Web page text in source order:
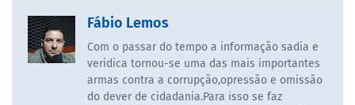
Fábio Lemos
Com o passar do tempo a informação sadia e
veridica tornou-se uma das mais importantes
armas contra a corrupção,opressão e omissão
do dever de cidadania.Para isso se faz